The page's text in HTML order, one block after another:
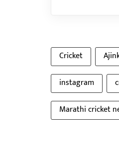
Cricket
instagram
Marathi cricket